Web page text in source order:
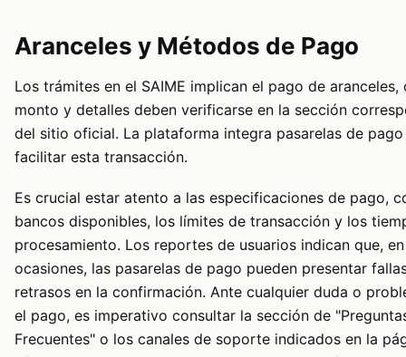
Aranceles y Métodos de Pago
Los trámites en el SAIME implican el pago de aranceles,
monto y detalles deben verificarse en la sección
del sitio oficial. La plataforma integra pasarelas de
facilitar esta transacción.
Es crucial estar atento a las especificaciones de pago,
bancos disponibles, los límites de transacción y los
procesamiento. Los reportes de usuarios indican que, en
ocasiones, las pasarelas de pago pueden presentar
retrasos en la confirmación. Ante cualquier duda o
el pago, es imperativo consultar la sección de
Frecuentes" o los canales de soporte indicados en la